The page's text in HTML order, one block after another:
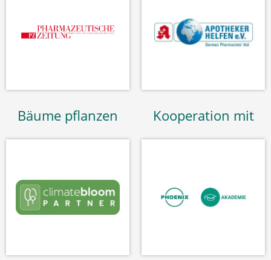
Bäume pflanzen Kooperation mit